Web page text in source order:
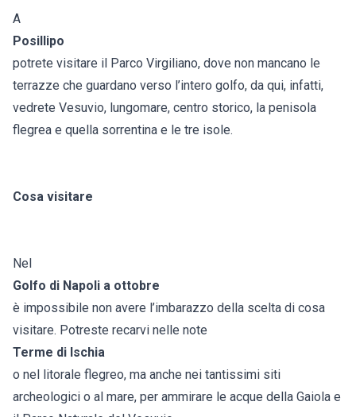
A
Posillipo
potrete visitare il Parco Virgiliano, dove non mancano le
terrazze che guardano verso l’intero golfo, da qui, infatti,
vedrete Vesuvio, lungomare, centro storico, la penisola
flegrea e quella sorrentina e le tre isole.
Cosa visitare
Nel
Golfo di Napoli a ottobre
è impossibile non avere l’imbarazzo della scelta di cosa
visitare. Potreste recarvi nelle note
Terme di Ischia
o nel litorale flegreo, ma anche nei tantissimi siti
archeologici o al mare, per ammirare le acque della Gaiola e